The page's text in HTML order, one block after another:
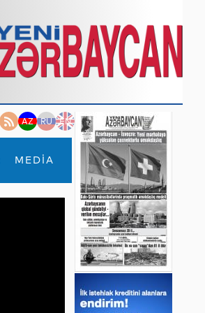
AZ RU EN
MEDİA
×